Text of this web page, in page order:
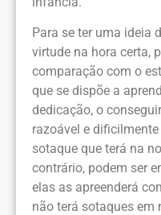
Para se ter uma ideia
virtude na hora certa,
comparação com o
que se dispõe a
dedicação, o
razoável e
sotaque que terá na
contrário, podem ser
elas as apreenderá
não terá sotaques em